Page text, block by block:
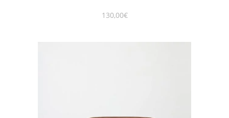
130,00€